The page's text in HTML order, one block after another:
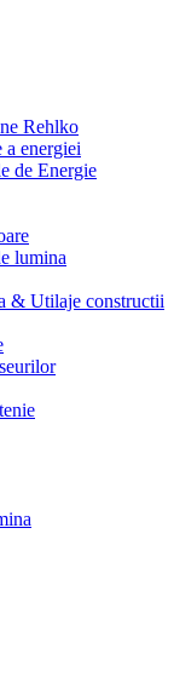
Rehlko
a energiei
de Energie
lumina
& Utilaje constructii